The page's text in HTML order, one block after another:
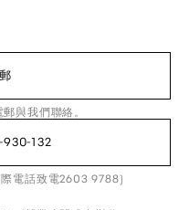
與我們聯絡。
132
電話致電2603 9788)